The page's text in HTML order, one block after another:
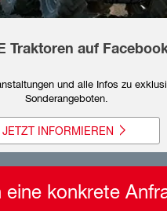
Traktoren auf
und alle Infos zu
Sonderangeboten.
JETZT INFORMIEREN
eine konkrete